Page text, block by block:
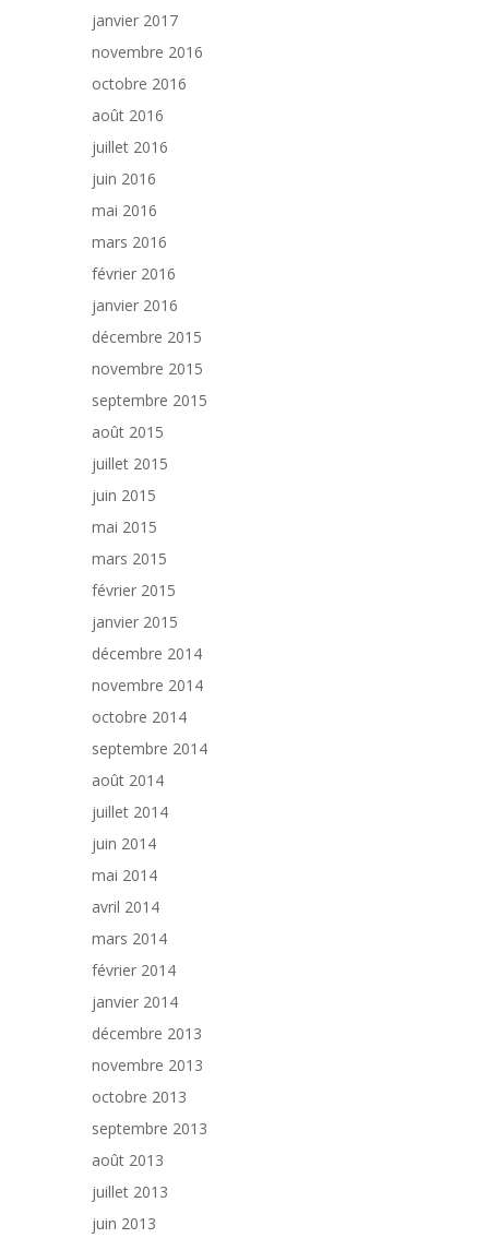
janvier 2017
novembre 2016
octobre 2016
août 2016
juillet 2016
juin 2016
mai 2016
mars 2016
février 2016
janvier 2016
décembre 2015
novembre 2015
septembre 2015
août 2015
juillet 2015
juin 2015
mai 2015
mars 2015
février 2015
janvier 2015
décembre 2014
novembre 2014
octobre 2014
septembre 2014
août 2014
juillet 2014
juin 2014
mai 2014
avril 2014
mars 2014
février 2014
janvier 2014
décembre 2013
novembre 2013
octobre 2013
septembre 2013
août 2013
juillet 2013
juin 2013